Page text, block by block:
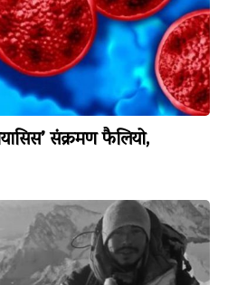
संक्रमण फैलियो,